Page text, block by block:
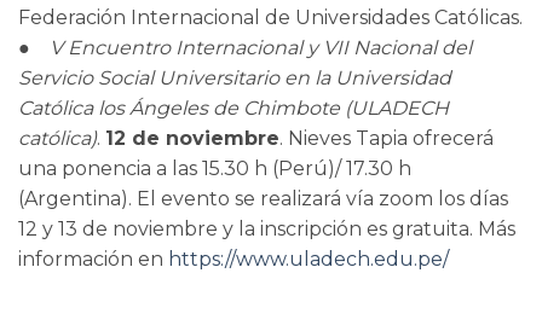
Federación Internacional de Universidades Católicas.
●
V Encuentro Internacional y VII Nacional del
Servicio Social Universitario en la Universidad
Católica los Ángeles de Chimbote (ULADECH
católica). 12 de noviembre. Nieves Tapia ofrecerá
una ponencia a las 15.30 h (Perú)/ 17.30 h
(Argentina). El evento se realizará vía zoom los días
12 y 13 de noviembre y la inscripción es gratuita. Más
información en https://www.uladech.edu.pe/